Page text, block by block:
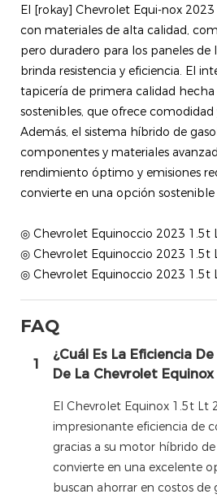
El [rokay] Chevrolet Equi-nox
con materiales de alta calidad,
pero duradero para los paneles de
brinda resistencia y eficiencia. El
tapicería de primera calidad
sostenibles, que ofrece
Además, el sistema híbrido de
componentes y materiales
rendimiento óptimo y emisiones
convierte en una opción
◎ Chevrolet Equinoccio 2023 1.5t
◎ Chevrolet Equinoccio 2023 1.5t
◎ Chevrolet Equinoccio 2023 1.5t
FAQ
1
¿Cuál Es La Eficiencia
De La Chevrolet
El Chevrolet Equinox 1.5t Lt
impresionante eficiencia de
gracias a su motor híbrido
convierte en una excelente
buscan ahorrar en costos de